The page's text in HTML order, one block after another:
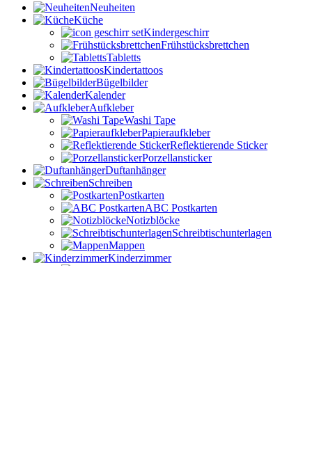
Neuheiten
Küche
Kindergeschirr
Frühstücksbrettchen
Tabletts
Kindertattoos
Bügelbilder
Kalender
Aufkleber
Washi Tape
Papieraufkleber
Reflektierende Sticker
Porzellansticker
Duftanhänger
Schreiben
Postkarten
ABC Postkarten
Notizblöcke
Schreibtischunterlagen
Mappen
Kinderzimmer